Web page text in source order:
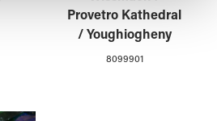
Provetro Kathedral
/ Youghiogheny
8099901